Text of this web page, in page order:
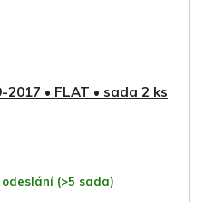
• FLAT • sada 2 ks
odeslání (>5 sada)